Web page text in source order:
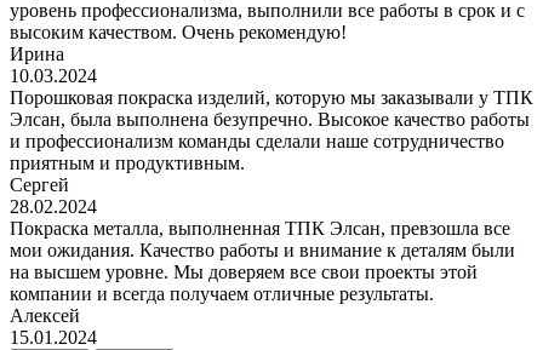
уровень профессионализма, выполнили все работы в срок и с
высоким качеством. Очень рекомендую!
Ирина
10.03.2024
Порошковая покраска изделий, которую мы заказывали у ТПК
Элсан, была выполнена безупречно. Высокое качество работы
и профессионализм команды сделали наше сотрудничество
приятным и продуктивным.
Сергей
28.02.2024
Покраска металла, выполненная ТПК Элсан, превзошла все
мои ожидания. Качество работы и внимание к деталям были
на высшем уровне. Мы доверяем все свои проекты этой
компании и всегда получаем отличные результаты.
Алексей
15.01.2024